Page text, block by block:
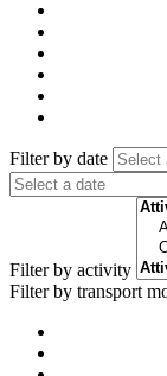
Filter by date
Filter by activity
Filter by transport